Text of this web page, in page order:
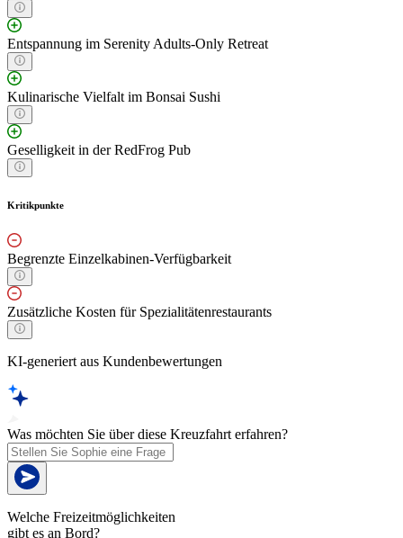
Entspannung im Serenity Adults-Only Retreat
Kulinarische Vielfalt im Bonsai Sushi
Geselligkeit in der RedFrog Pub
Kritikpunkte
Begrenzte Einzelkabinen-Verfügbarkeit
Zusätzliche Kosten für Spezialitätenrestaurants
KI-generiert aus Kundenbewertungen
Was möchten Sie über diese Kreuzfahrt erfahren?
Welche Freizeitmöglichkeiten
gibt es an Bord?